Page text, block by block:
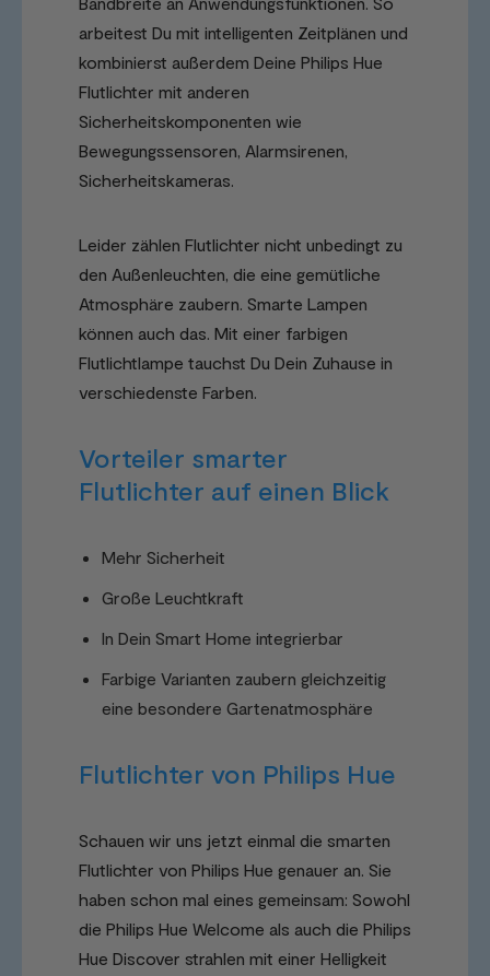
arbeitest Du mit intelligenten Zeitplänen und
kombinierst außerdem Deine Philips Hue
Flutlichter mit anderen
Sicherheitskomponenten wie
Bewegungssensoren, Alarmsirenen,
Sicherheitskameras.
Leider zählen Flutlichter nicht unbedingt zu
den Außenleuchten, die eine gemütliche
Atmosphäre zaubern. Smarte Lampen
können auch das. Mit einer farbigen
Flutlichtlampe tauchst Du Dein Zuhause in
verschiedenste Farben.
Vorteiler smarter
Flutlichter auf einen Blick
Mehr Sicherheit
Große Leuchtkraft
In Dein Smart Home integrierbar
Farbige Varianten zaubern gleichzeitig
eine besondere Gartenatmosphäre
Flutlichter von Philips Hue
Schauen wir uns jetzt einmal die smarten
Flutlichter von Philips Hue genauer an. Sie
haben schon mal eines gemeinsam: Sowohl
die Philips Hue Welcome als auch die Philips
Hue Discover strahlen mit einer Helligkeit